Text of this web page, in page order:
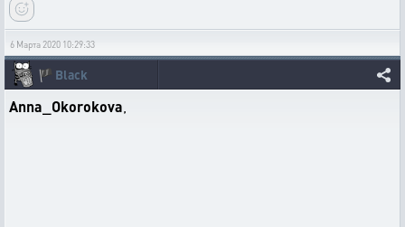
6 Марта 2020 10:29:33
🏴 Black
Anna_Okorokova